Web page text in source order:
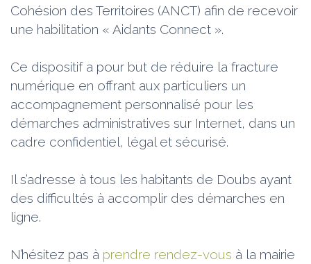
Cohésion des Territoires (ANCT) afin de recevoir
une habilitation « Aidants Connect ».
Ce dispositif a pour but de réduire la fracture
numérique en offrant aux particuliers un
accompagnement personnalisé pour les
démarches administratives sur Internet, dans un
cadre confidentiel, légal et sécurisé.
Il s’adresse à tous les habitants de Doubs ayant
des difficultés à accomplir des démarches en
ligne.
N’hésitez pas à prendre rendez-vous à la mairie